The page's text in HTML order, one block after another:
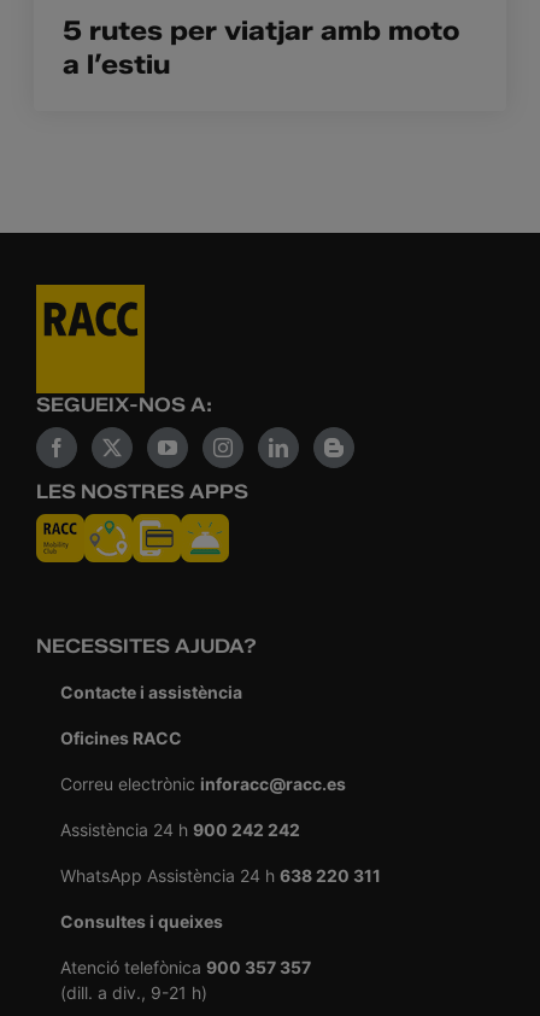
5 rutes per viatjar amb moto
a l’estiu
SEGUEIX-NOS A:
LES NOSTRES APPS
NECESSITES AJUDA?
Contacte i assistència
Oficines RACC
Correu electrònic inforacc@racc.es
Assistència 24 h 900 242 242
WhatsApp Assistència 24 h 638 220 311
Consultes i queixes
Atenció telefònica 900 357 357
(dill. a div., 9-21 h)